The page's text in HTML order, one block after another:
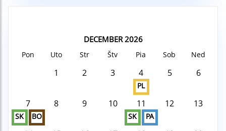
DECEMBER 2026
Pon Uto Str Štv Pia Sob Ned
1 2 3 4
PL
5 6
7
SK BO
8 9 10 11
SK PA
12 13